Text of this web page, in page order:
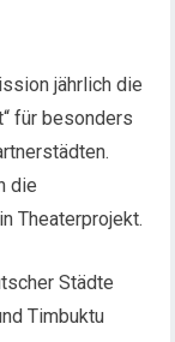
jährlich die
für besonders
die
Theaterprojekt.
Städte
Timbuktu